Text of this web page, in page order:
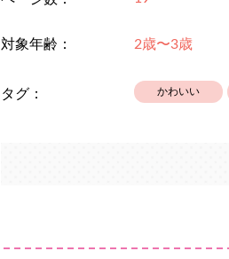
対象年齢： 2歳〜3歳
タグ： かわいい